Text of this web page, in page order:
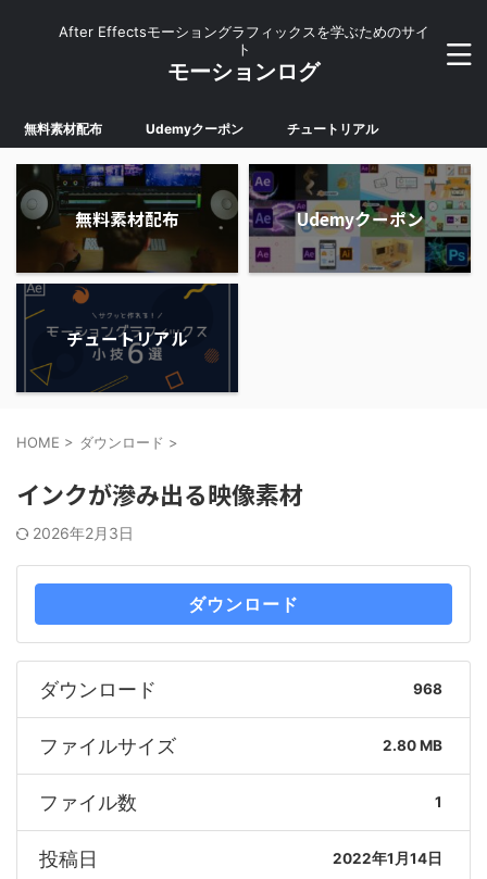
After Effectsモーショングラフィックスを学ぶためのサイ
ト
モーションログ
無料素材配布 Udemyクーポン チュートリアル
無料素材配布 Udemyクーポン
チュートリアル
HOME > ダウンロード >
インクが滲み出る映像素材
2026年2月3日
ダウンロード
ダウンロード 968
ファイルサイズ 2.80 MB
ファイル数 1
投稿日 2022年1月14日